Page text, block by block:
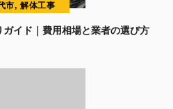
市, 解体工事
イド｜費用相場と業者の選び方